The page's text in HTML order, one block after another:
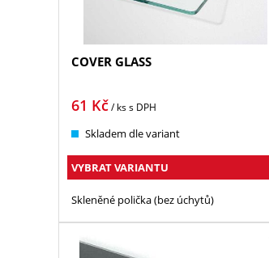
COVER GLASS
61 Kč/ kss DPH
Skladem dle variant
VYBRAT VARIANTU
Skleněné polička (bez úchytů)